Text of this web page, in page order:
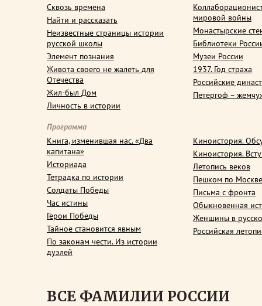
Сквозь времена
Найти и рассказать
Неизвестные страницы истории
русской школы
Элемент познания
Живота своего не жалеть для
Отечества
Жил-был Дом
Личность в истории
мировой войны
Монастырские
Библиотеки
Музеи России
1937. Год страха
Российские
Петергоф –
Программа
Книга, изменившая нас. «Два
капитана»
Историада
Тетрадка по истории
Солдаты Победы
Час истины
Герои Победы
Тайное становится явным
По законам чести. Из истории
дуэлей
Киноистория.
Киноистория.
Летопись веков
Пешком по Москве
Письма с фронта
Обыкновенная
Женщины в
Российская
ВСЕ ФАМИЛИИ РОССИИ